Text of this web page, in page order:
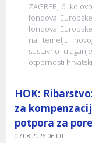
ZAGREB, 6.
fondova
fondova
na temelju
sustavno
otpornosti
HOK:
za
potpora za
07.08.2026 06:00